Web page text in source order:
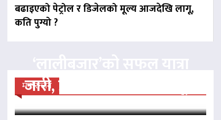
बढाइएको पेट्रोल र डिजेलको मूल्य आजदेखि लागू,
कति पुग्यो ?
मनोरन्जन
जारी, प्रदर्शनको ५१औँ दिन पूरा